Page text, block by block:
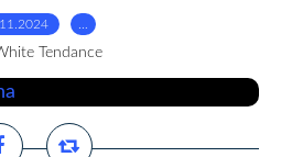
Tendance